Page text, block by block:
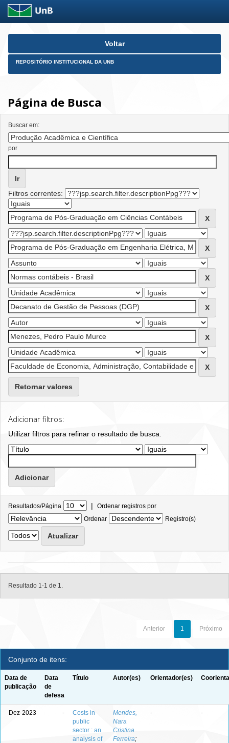
Skip
Voltar
REPOSITÓRIO INSTITUCIONAL DA UNB
Página de Busca
Buscar em:
por
Filtros correntes:
Retornar valores
Adicionar filtros:
Utilizar filtros para refinar o resultado de busca.
Resultados/Página | Ordenar registros por
Ordenar
Registro(s)
Resultado 1-1 de 1.
Anterior 1 Próximo
Conjunto de itens:
Data de
publicação
Data
de
defesa
Título Autor(es) Orientador(es)
Dez-2023 -
Costs in
public
sector : an
analysis of
Mendes,
Nara
Cristina
Ferreira;
- -